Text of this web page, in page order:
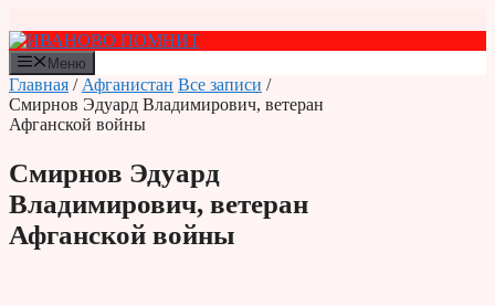
к
содержимому
Меню
Главная / Афганистан Все записи /
Смирнов Эдуард Владимирович, ветеран
Афганской войны
Смирнов Эдуард
Владимирович, ветеран
Афганской войны